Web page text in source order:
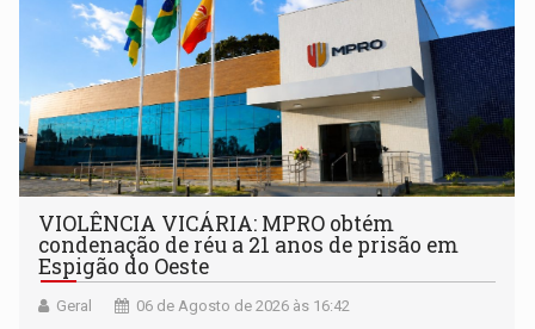
VIOLÊNCIA VICÁRIA: MPRO obtém
condenação de réu a 21 anos de prisão em
Espigão do Oeste
Geral 06 de Agosto de 2026 às 16:42